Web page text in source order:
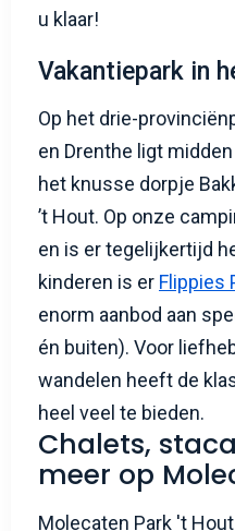
u klaar!
Vakantiepark in
Op het drie-
en Drenthe ligt
het knusse dorpje
’t Hout. Op onze
en is er tegelijkertijd
kinderen is er Flippies
enorm aanbod aan
én buiten). Voor
wandelen heeft de
heel veel te bieden.
Chalets,
meer op
Molecaten Park 't